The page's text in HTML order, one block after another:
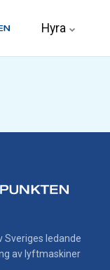
Hyra
Sveriges ledande
av lyftmaskiner